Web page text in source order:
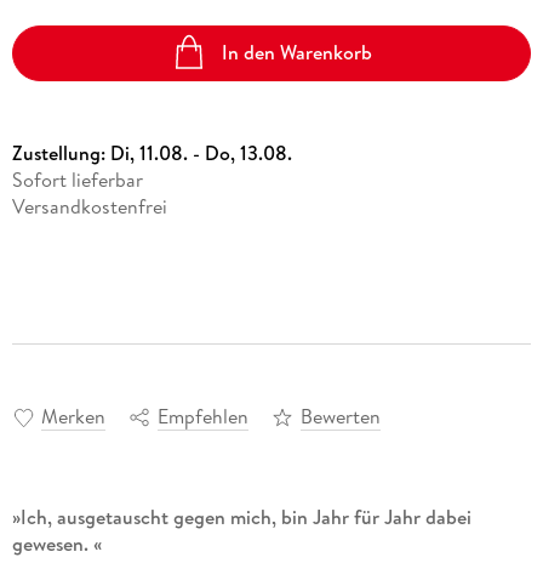
In den Warenkorb
Zustellung: Di, 11.08. - Do, 13.08.
Sofort lieferbar
Versandkostenfrei
Merken Empfehlen Bewerten
»Ich, ausgetauscht gegen mich, bin Jahr für Jahr dabei
gewesen. «